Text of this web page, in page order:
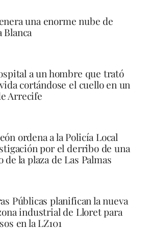
una enorme nube de
Blanca
a un hombre que trató
cortándose el cuello en un
Arrecife
ordena a la Policía Local
por el derribo de una
la plaza de Las Palmas
Públicas planifican la nueva
industrial de Lloret para
en la LZ101